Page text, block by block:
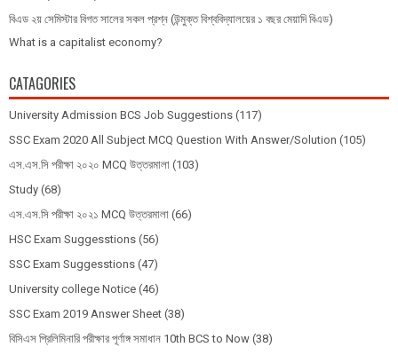
বিএড ২য় সেমিস্টার বিগত সালের সকল প্রশ্ন (উন্মুক্ত বিশ্ববিদ্যালয়ের ১ বছর মেয়াদি বিএড)
What is a capitalist economy?
CATAGORIES
University Admission BCS Job Suggestions (117)
SSC Exam 2020 All Subject MCQ Question With Answer/Solution (105)
এস.এস.সি পরীক্ষা ২০২০ MCQ উত্তরমালা (103)
Study (68)
এস.এস.সি পরীক্ষা ২০২১ MCQ উত্তরমালা (66)
HSC Exam Suggesstions (56)
SSC Exam Suggesstions (47)
University college Notice (46)
SSC Exam 2019 Answer Sheet (38)
বিসিএস প্রিলিমিনারি পরীক্ষার পূর্ণাঙ্গ সমাধান 10th BCS to Now (38)